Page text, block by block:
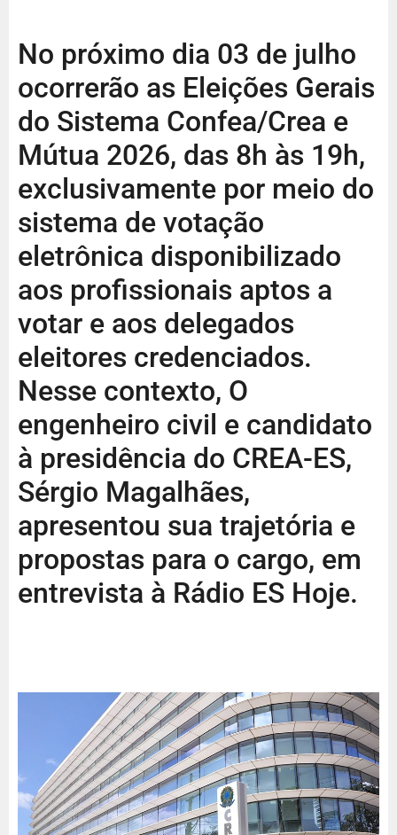
No próximo dia 03 de julho
ocorrerão as Eleições Gerais
do Sistema Confea/Crea e
Mútua 2026, das 8h às 19h,
exclusivamente por meio do
sistema de votação
eletrônica disponibilizado
aos profissionais aptos a
votar e aos delegados
eleitores credenciados.
Nesse contexto, O
engenheiro civil e candidato
à presidência do CREA-ES,
Sérgio Magalhães,
apresentou sua trajetória e
propostas para o cargo, em
entrevista à Rádio ES Hoje.